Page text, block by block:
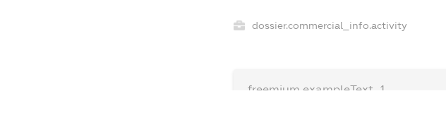
dossier.commercial_info.activity
freemium.exampleText_1